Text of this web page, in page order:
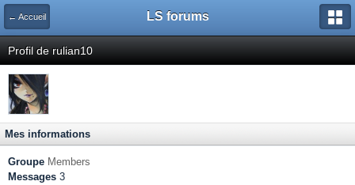
← Accueil LS forums
Profil de rulian10
Mes informations
Groupe Members
Messages 3